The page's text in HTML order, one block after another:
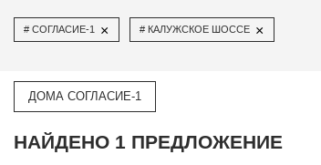
СОГЛАСИЕ-1 × КАЛУЖСКОЕ ШОССЕ ×
ДОМА СОГЛАСИЕ-1
НАЙДЕНО 1 ПРЕДЛОЖЕНИЕ